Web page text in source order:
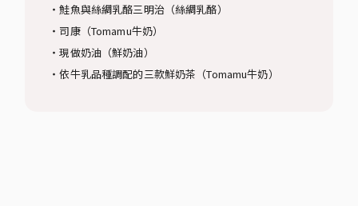
・鮭魚與絲綢乳酪三明治（絲綢乳酪）
・司康（Tomamu牛奶）
・現做奶油（鮮奶油）
・依牛乳品種調配的三款鮮奶茶（Tomamu牛奶）